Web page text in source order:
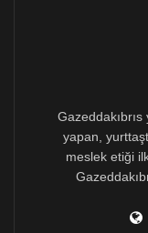
yapan,
meslek etiği